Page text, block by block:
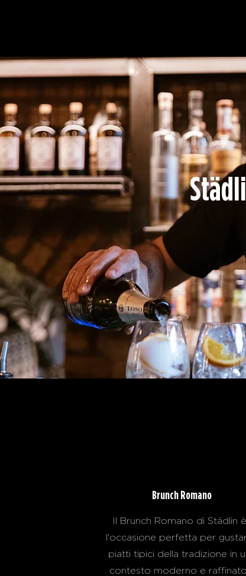
Brunch Romano
Il Brunch Romano di Städlin è
l'occasione perfetta per
piatti tipici della tradizione in
contesto moderno e